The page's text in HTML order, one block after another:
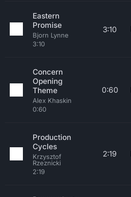
Eastern
Promise
Bjorn Lynne
3:10
3:10
Concern
Opening
Theme
Alex Khaskin
0:60
0:60
Production
Cycles
Krzysztof
Rzeznicki
2:19
2:19